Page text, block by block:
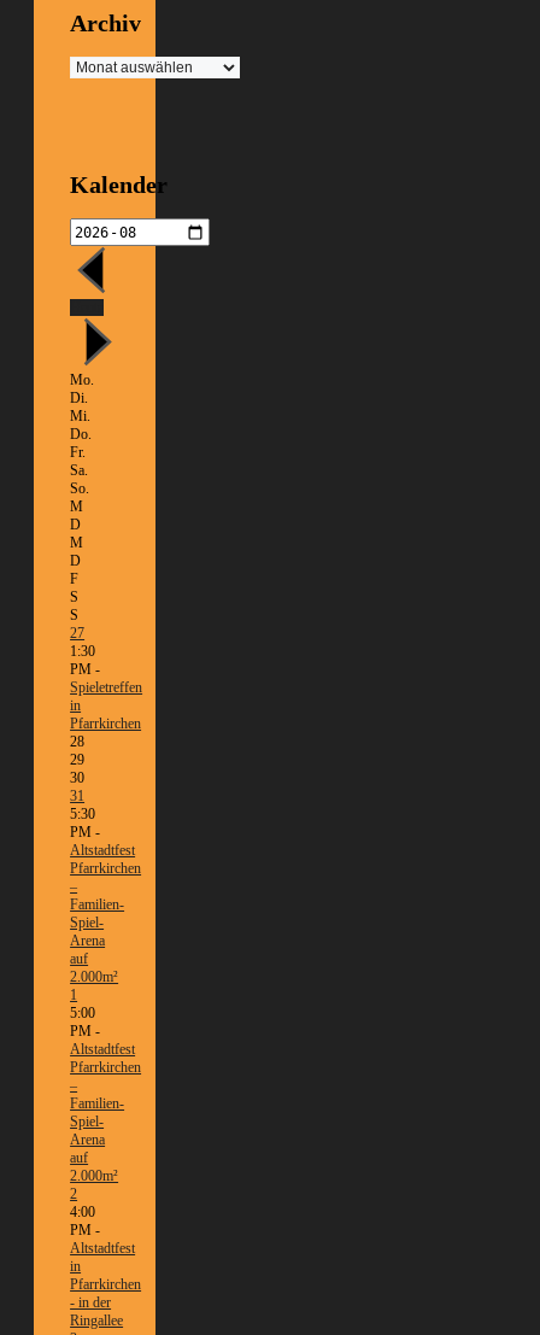
Archiv
Archiv
Kalender
Mo.
Di.
Mi.
Do.
Fr.
Sa.
So.
M
D
M
D
F
S
S
27
1:30
PM -
Spieletreffen
in
Pfarrkirchen
28
29
30
31
5:30
PM -
Altstadtfest
Pfarrkirchen
–
Familien-
Spiel-
Arena
auf
2.000m²
1
5:00
PM -
Altstadtfest
Pfarrkirchen
–
Familien-
Spiel-
Arena
auf
2.000m²
2
4:00
PM -
Altstadtfest
in
Pfarrkirchen
- in der
Ringallee